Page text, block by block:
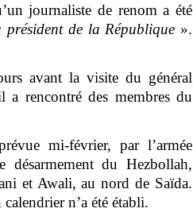
journaliste de renom a été
président de la République ».
avant la visite du général
rencontré des membres du
mi-février, par l’armée
du Hezbollah,
et Awali, au nord de Saïda.
n’a été établi.